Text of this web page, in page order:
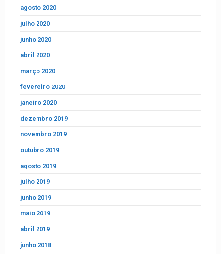
agosto 2020
julho 2020
junho 2020
abril 2020
março 2020
fevereiro 2020
janeiro 2020
dezembro 2019
novembro 2019
outubro 2019
agosto 2019
julho 2019
junho 2019
maio 2019
abril 2019
junho 2018